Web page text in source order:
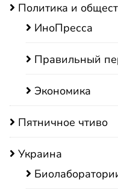
Политика и
ИноПресса
Правильный
Экономика
Пятничное чтиво
Украина